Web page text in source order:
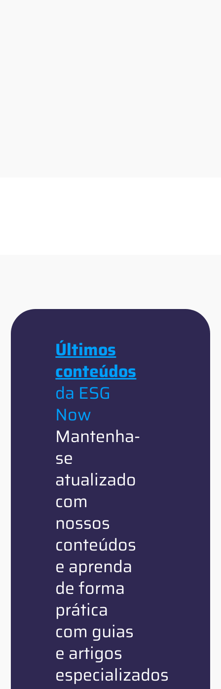
Últimos
conteúdos
da ESG
Now
Mantenha-
se
atualizado
com
nossos
conteúdos
e aprenda
de forma
prática
com guias
e artigos
especializados